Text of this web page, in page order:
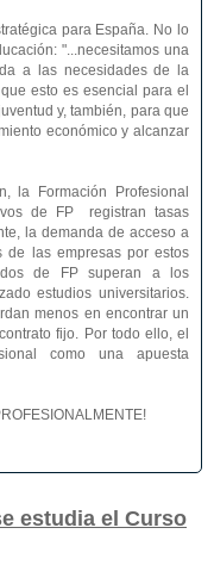
para España. No lo
"...necesitamos una
a las necesidades de la
esto es esencial para el
y, también, para que
económico y alcanzar
la Formación Profesional
de FP registran tasas
la demanda de acceso a
de las empresas por estos
de FP superan a los
estudios universitarios.
menos en encontrar un
fijo. Por todo ello, el
como una apuesta
estudia el Curso